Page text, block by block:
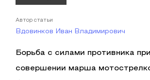
Автор статьи
Вдовинков Иван Владимирович
Борьба с силами противника при
совершении марша